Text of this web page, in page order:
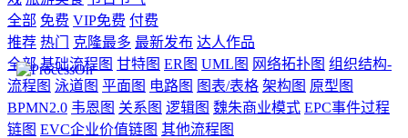
全部 免费 VIP免费 付费
推荐 热门 克隆最多 最新发布 达人作品
全部 基础流程图 甘特图 ER图 UML图 网络拓扑图 组织结构-
流程图 泳道图 平面图 电路图 图表/表格 架构图 原型图
BPMN2.0 韦恩图 关系图 逻辑图 魏朱商业模式 EPC事件过程
链图 EVC企业价值链图 其他流程图